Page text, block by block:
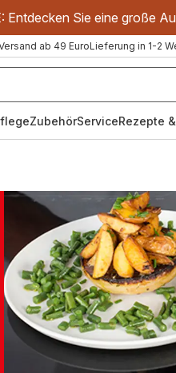
Entdecken Sie eine große
ab 49 EuroLieferung in 1-2
ZubehörServiceRezepte